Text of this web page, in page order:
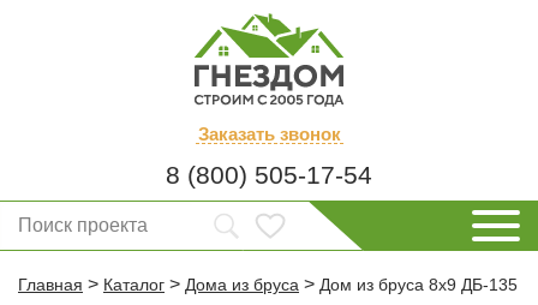
Заказать звонок
8 (800) 505-17-54
Главная > Каталог > Дома из бруса > Дом из бруса 8х9 ДБ-135